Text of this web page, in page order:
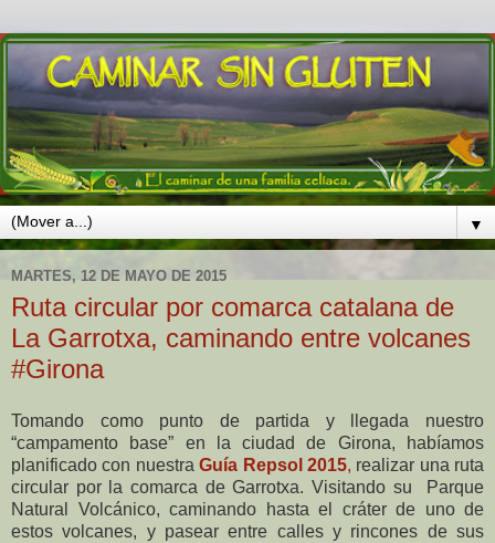
▼
MARTES, 12 DE MAYO DE 2015
Ruta circular por comarca catalana de
La Garrotxa, caminando entre volcanes
#Girona
Tomando como punto de partida y llegada nuestro
“campamento base” en la ciudad de Girona, habíamos
planificado con nuestraGuía Repsol 2015, realizar una ruta
circular por la comarca de Garrotxa. Visitando su Parque
Natural Volcánico, caminando hasta el cráter de uno de
estos volcanes, y pasear entre calles y rincones de sus